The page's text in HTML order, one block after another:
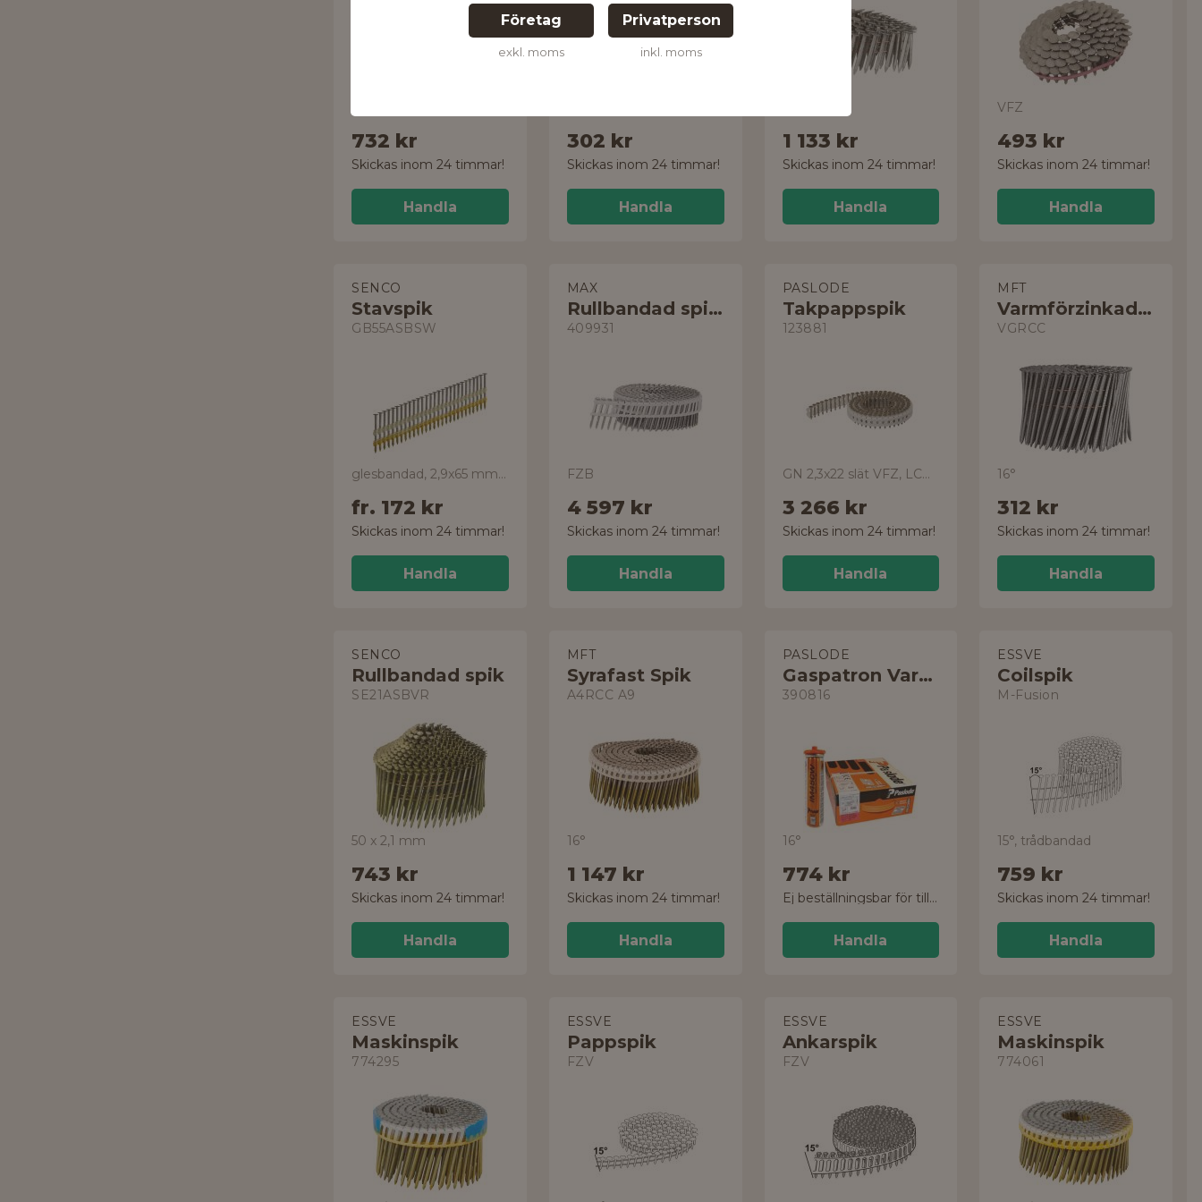
Företag
exkl. moms
Privatperson
inkl. moms
732 kr
Skickas inom 24 timmar!
Handla
302 kr
Skickas inom 24 timmar!
Handla
1 133 kr
Skickas inom 24 timmar!
Handla
VFZ
493 kr
Skickas inom 24 timmar!
Handla
SENCO
Stavspik
GB55ASBSW
glesbandad, 2,9x65 mm, 500-pack
fr. 172 kr
Skickas inom 24 timmar!
Handla
MAX
Rullbandad spik 16°
409931
FZB
4 597 kr
Skickas inom 24 timmar!
Handla
PASLODE
Takpappspik
123881
GN 2,3x22 slät VFZ, LCP45R, 9000-pack
3 266 kr
Skickas inom 24 timmar!
Handla
MFT
Varmförzinkad Spik
VGRCC
16°
312 kr
Skickas inom 24 timmar!
Handla
SENCO
Rullbandad spik
SE21ASBVR
50 x 2,1 mm
743 kr
Skickas inom 24 timmar!
Handla
MFT
Syrafast Spik
A4RCC A9
16°
1 147 kr
Skickas inom 24 timmar!
Handla
PASLODE
Gaspatron Varmförzinkad spik
390816
16°
774 kr
Ej beställningsbar för tillfället
Handla
ESSVE
Coilspik
M-Fusion
15°, trådbandad
759 kr
Skickas inom 24 timmar!
Handla
ESSVE
Maskinspik
774295
ESSVE
Pappspik
FZV
ESSVE
Ankarspik
FZV
ESSVE
Maskinspik
774061